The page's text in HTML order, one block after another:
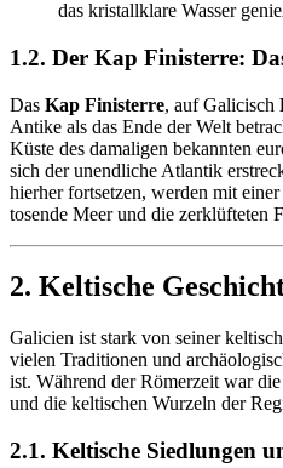
das kristallklare Wasser
1.2. Der Kap Finisterre:
Das Kap Finisterre, auf Galicisch
Antike als das Ende der Welt
Küste des damaligen bekannten
sich der unendliche Atlantik
hierher fortsetzen, werden mit
tosende Meer und die zerklüfteten
2. Keltische
Galicien ist stark von seiner
vielen Traditionen und
ist. Während der Römerzeit war
und die keltischen Wurzeln der
2.1. Keltische Siedlungen